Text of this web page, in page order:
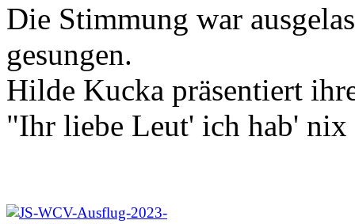
Die Stimmung war
gesungen.
Hilde Kucka präsentiert
"Ihr liebe Leut' ich hab' nix